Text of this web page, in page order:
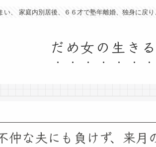
い、 家庭内別居後、６６才で塾年離婚、独身に戻
だめ女の生き
仲な夫にも負けず、来月